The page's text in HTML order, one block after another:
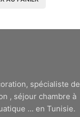
spécialiste de
, séjour chambre à
... en Tunisie.